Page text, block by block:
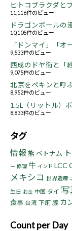
ヒトコブラクダと
11,116件のビュー
ドラゴンボールの
10,105件のビュー
「ドンマイ」「オ
9,533件のビュー
西成のドヤ街と「
9,075件のビュー
北京をペキンと呼
8,952件のビュー
1.5L（リットル）
8,833件のビュー
タグ
情報 熊 ベトナム
ー 修理 牛 インド LCC
メキシコ 世界遺産
生日 お金 中国 タイ 写
食事 台湾 下痢 豚 カ
Count per Day